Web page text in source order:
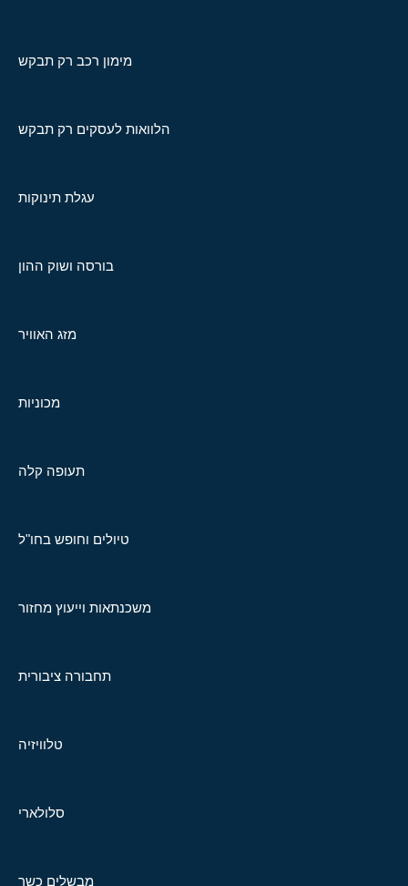
מימון רכב רק תבקש
הלוואות לעסקים רק תבקש
עגלת תינוקות
בורסה ושוק ההון
מזג האוויר
מכוניות
תעופה קלה
טיולים וחופש בחו"ל
משכנתאות וייעוץ מחזור
תחבורה ציבורית
טלוויזיה
סלולארי
מבשלים כשר